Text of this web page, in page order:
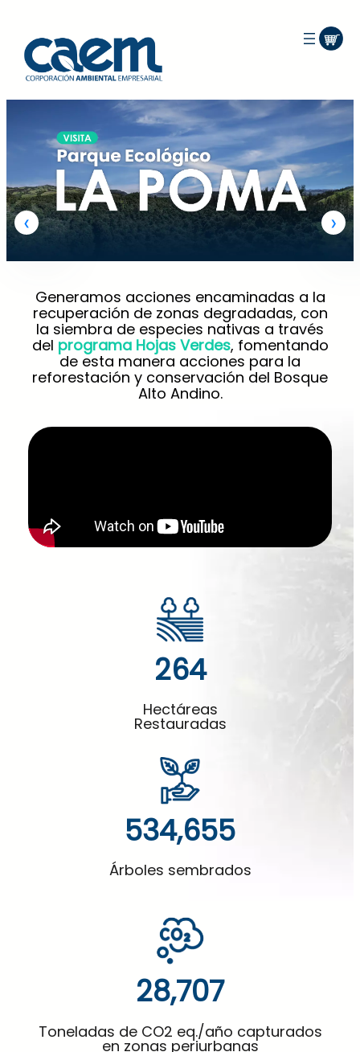
Generamos acciones encaminadas a la
recuperación de zonas degradadas, con
la siembra de especies nativas a través
del programa Hojas Verdes, fomentando
de esta manera acciones para la
reforestación y conservación del Bosque
Alto Andino.
264
Hectáreas
Restauradas
543,739
Árboles sembrados
29,195
Toneladas de CO2 eq./año capturados
en zonas periurbanas